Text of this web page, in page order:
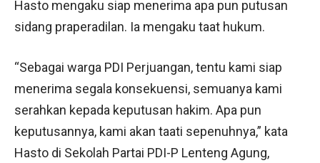
Hasto mengaku siap menerima apa pun putusan
sidang praperadilan. Ia mengaku taat hukum.
“Sebagai warga PDI Perjuangan, tentu kami siap
menerima segala konsekuensi, semuanya kami
serahkan kepada keputusan hakim. Apa pun
keputusannya, kami akan taati sepenuhnya,” kata
Hasto di Sekolah Partai PDI-P Lenteng Agung,